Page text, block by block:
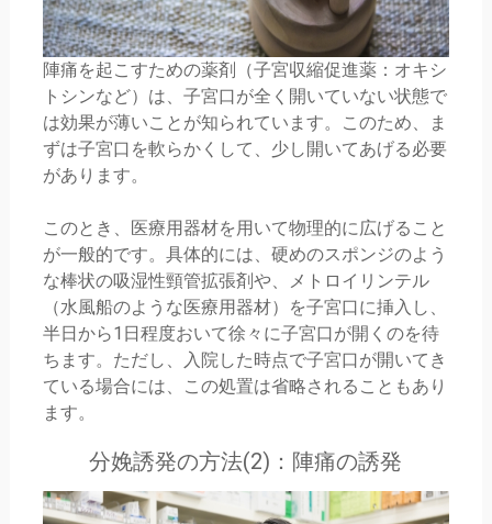
陣痛を起こすための薬剤（子宮収縮促進薬：オキシ
トシンなど）は、子宮口が全く開いていない状態で
は効果が薄いことが知られています。このため、ま
ずは子宮口を軟らかくして、少し開いてあげる必要
があります。
このとき、医療用器材を用いて物理的に広げること
が一般的です。具体的には、硬めのスポンジのよう
な棒状の吸湿性頸管拡張剤や、メトロイリンテル
（水風船のような医療用器材）を子宮口に挿入し、
半日から1日程度おいて徐々に子宮口が開くのを待
ちます。ただし、入院した時点で子宮口が開いてき
ている場合には、この処置は省略されることもあり
ます。
分娩誘発の方法(2)：陣痛の誘発